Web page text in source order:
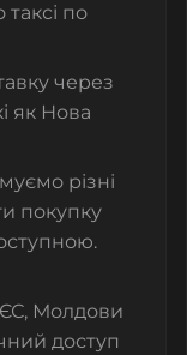
по
через
як Нова
різні
покупку
ЄС, Молдови
доступ